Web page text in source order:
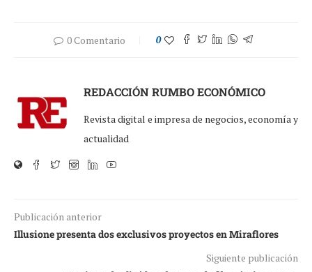
0 Comentario 0
REDACCIÓN RUMBO ECONÓMICO
Revista digital e impresa de negocios, economía y
actualidad
Publicación anterior
Illusione presenta dos exclusivos proyectos en Miraflores
Siguiente publicación